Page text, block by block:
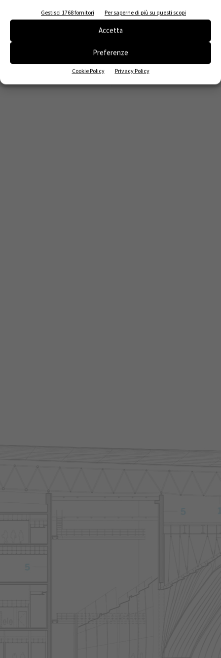
Gestisci 1768 fornitori Per saperne di più su questi scopi
Accetta
Preferenze
Cookie Policy Privacy Policy